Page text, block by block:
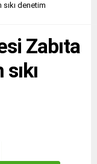
denetim
Zabıta